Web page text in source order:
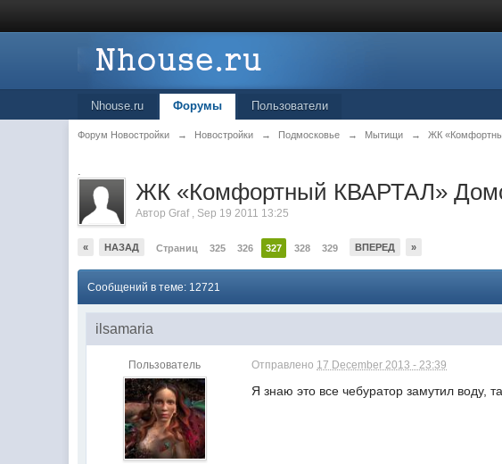
Nhouse.ru Форумы Пользователи
Форум Новостройки → Новостройки → Подмосковье → Мытищи → ЖК
.
ЖК «Комфортный КВАРТАЛ»
АвторGraf , Sep 19 2011 13:25
« НАЗАД Страниц 325 326 327 328 329 ВПЕРЕД »
Сообщений в теме: 12721
ilsamaria
Пользователь Отправлено 17 December 2013 - 23:39
Я знаю это все чебуратор замутил воду,